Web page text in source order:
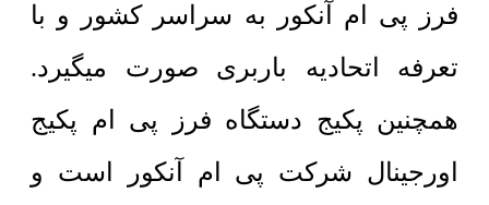
فرز پی ام آنکور به سراسر کشور و با
تعرفه اتحادیه باربری صورت میگیرد.
همچنین پکیج دستگاه فرز پی ام پکیج
اورجینال شرکت پی ام آنکور است و